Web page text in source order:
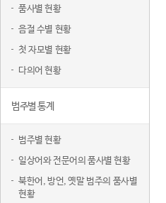
품사별 현황
음절 수별 현황
첫 자모별 현황
다의어 현황
범주별 통계
범주별 현황
일상어와 전문어의 품사별 현황
북한어, 방언, 옛말 범주의 품사별
현황